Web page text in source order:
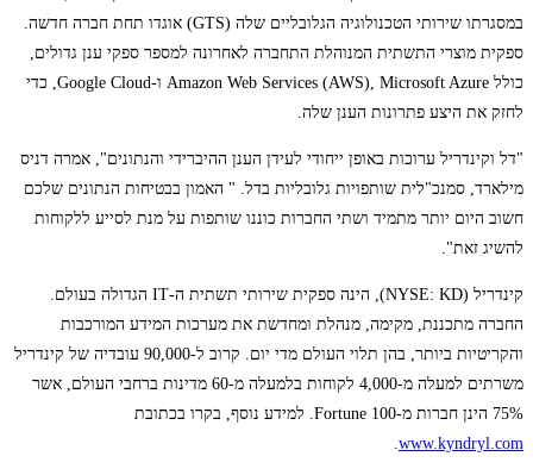
במסגרתו שירותי הטכנולוגיה הגלובליים שלה (GTS) אוגדו תחת חברה חדשה.
ספקית מוצרי התשתית המנוהלת התחברה לאחרונה למספר ספקי ענן גדולים,
כולל Amazon Web Services (AWS), Microsoft Azure ו-Google Cloud, כדי
לחזק את היצע פתרונות הענן שלה.
"דל וקינדריל ערוכות באופן ייחודי לעידן הענן ההיברידי והנתונים", אמרה דניס
מילארד, סמנכ"לית שותפויות גלובליות בדל. " האמון בבטיחות הנתונים שלכם
חשוב היום יותר מתמיד ושתי החברות כוננו שותפות על מנת לסייע ללקוחות
להשיג זאת".
קינדריל (NYSE: KD), הינה ספקית שירותי תשתית ה-IT הגדולה בעולם.
החברה מתכננת, מקימה, מנהלת ומחדשת את מערכות המידע המורכבות
והקריטיות ביותר, בהן תלוי העולם מדי יום. קרוב ל-90,000 עובדיה של קינדריל
משרתים למעלה מ-4,000 לקוחות בלמעלה מ-60 מדינות ברחבי העולם, אשר
75% הינן חברות מ-Fortune 100. למידע נוסף, בקרו בכתובת
www.kyndryl.com
.